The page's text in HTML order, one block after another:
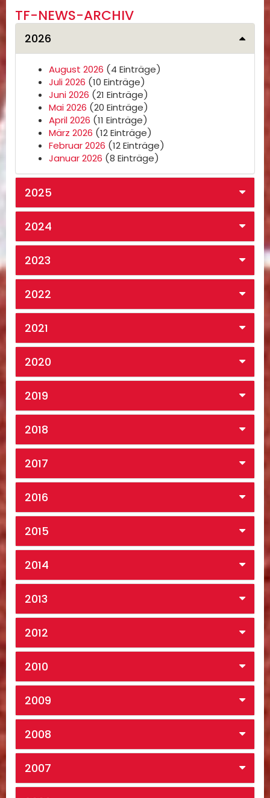
TF-NEWS-ARCHIV
2026
August 2026 (4 Einträge)
Juli 2026 (10 Einträge)
Juni 2026 (21 Einträge)
Mai 2026 (20 Einträge)
April 2026 (11 Einträge)
März 2026 (12 Einträge)
Februar 2026 (12 Einträge)
Januar 2026 (8 Einträge)
2025
2024
2023
2022
2021
2020
2019
2018
2017
2016
2015
2014
2013
2012
2010
2009
2008
2007